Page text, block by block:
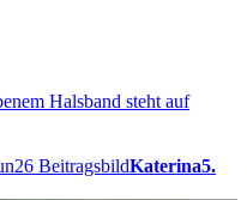
Katerina5.